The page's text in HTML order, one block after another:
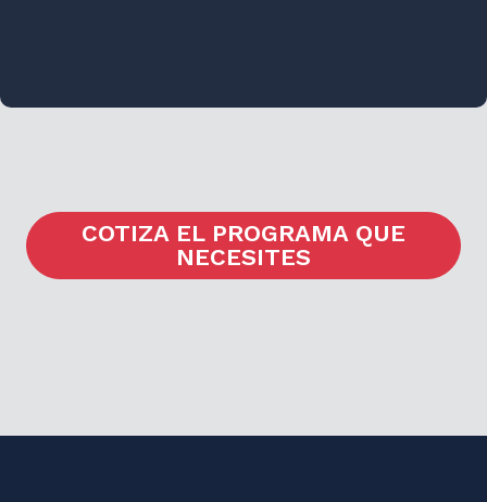
COTIZA EL PROGRAMA QUE
NECESITES